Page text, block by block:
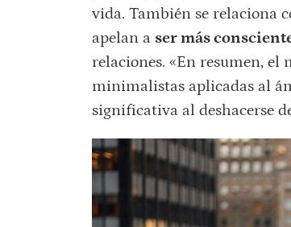
vida. También se relaciona
apelan a ser más
relaciones. «En resumen,
minimalistas aplicadas al
significativa al deshacerse